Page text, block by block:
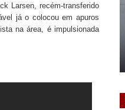
Larsen, recém-transferido
já o colocou em apuros
na área, é impulsionada